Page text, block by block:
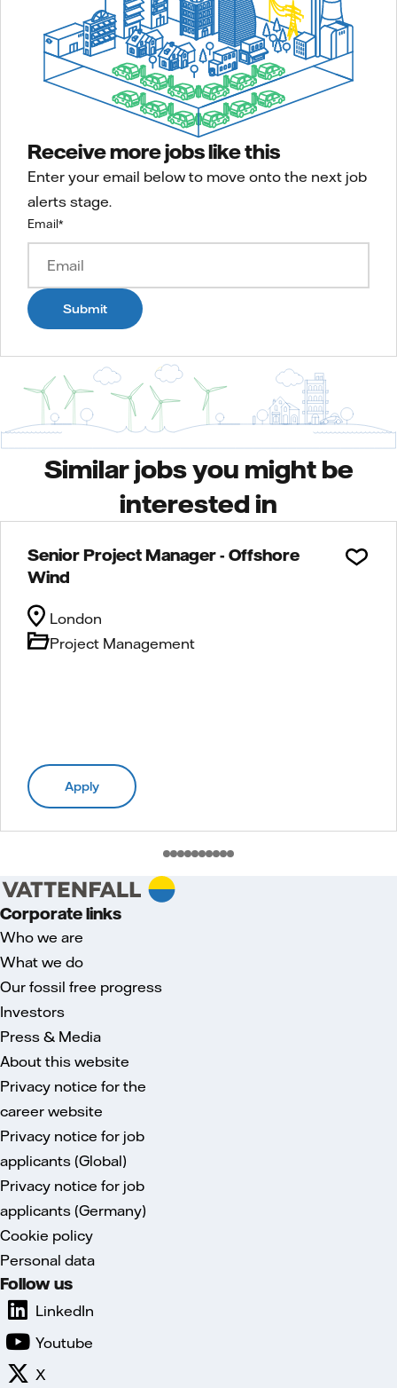
Receive more jobs like this
Enter your email below to move onto the next job
alerts stage.
Email*
Submit
Similar jobs you might be
interested in
Senior Project Manager - Offshore
Wind
Project Management
London
Apply
Corporate links
Who we are
What we do
Our fossil free progress
Investors
Press & Media
About this website
Privacy notice for the
career website
Privacy notice for job
applicants (Global)
Privacy notice for job
applicants (Germany)
Cookie policy
Personal data
Follow us
LinkedIn
Youtube
X